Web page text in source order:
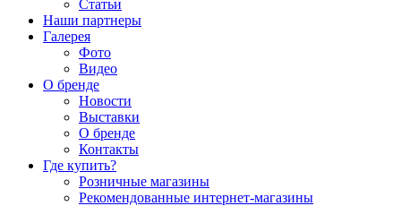
Статьи
Наши партнеры
Галерея
Фото
Видео
О бренде
Новости
Выставки
О бренде
Контакты
Где купить?
Розничные магазины
Рекомендованные интернет-магазины